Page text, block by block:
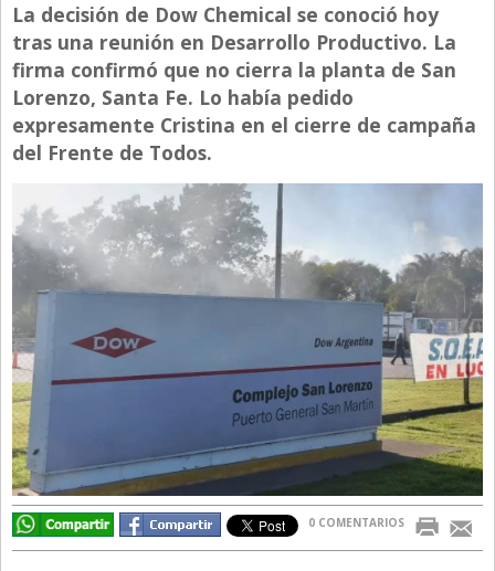
De Bolsillo
Diarios de Argentina
Diarios del Mundo
Directivos
Economía
El Experto
El Innovador
El Precio Que Yo Ví
Entrevista
Entrevista Exclusiva
Finanzas
Gastronomia
Internacionales
La Opinión del Director
La decisión de Dow Chemical se conoció hoy
tras una reunión en Desarrollo Productivo. La
firma confirmó que no cierra la planta de San
Lorenzo, Santa Fe. Lo había pedido
expresamente Cristina en el cierre de campaña
del Frente de Todos.
0 COMENTARIOS